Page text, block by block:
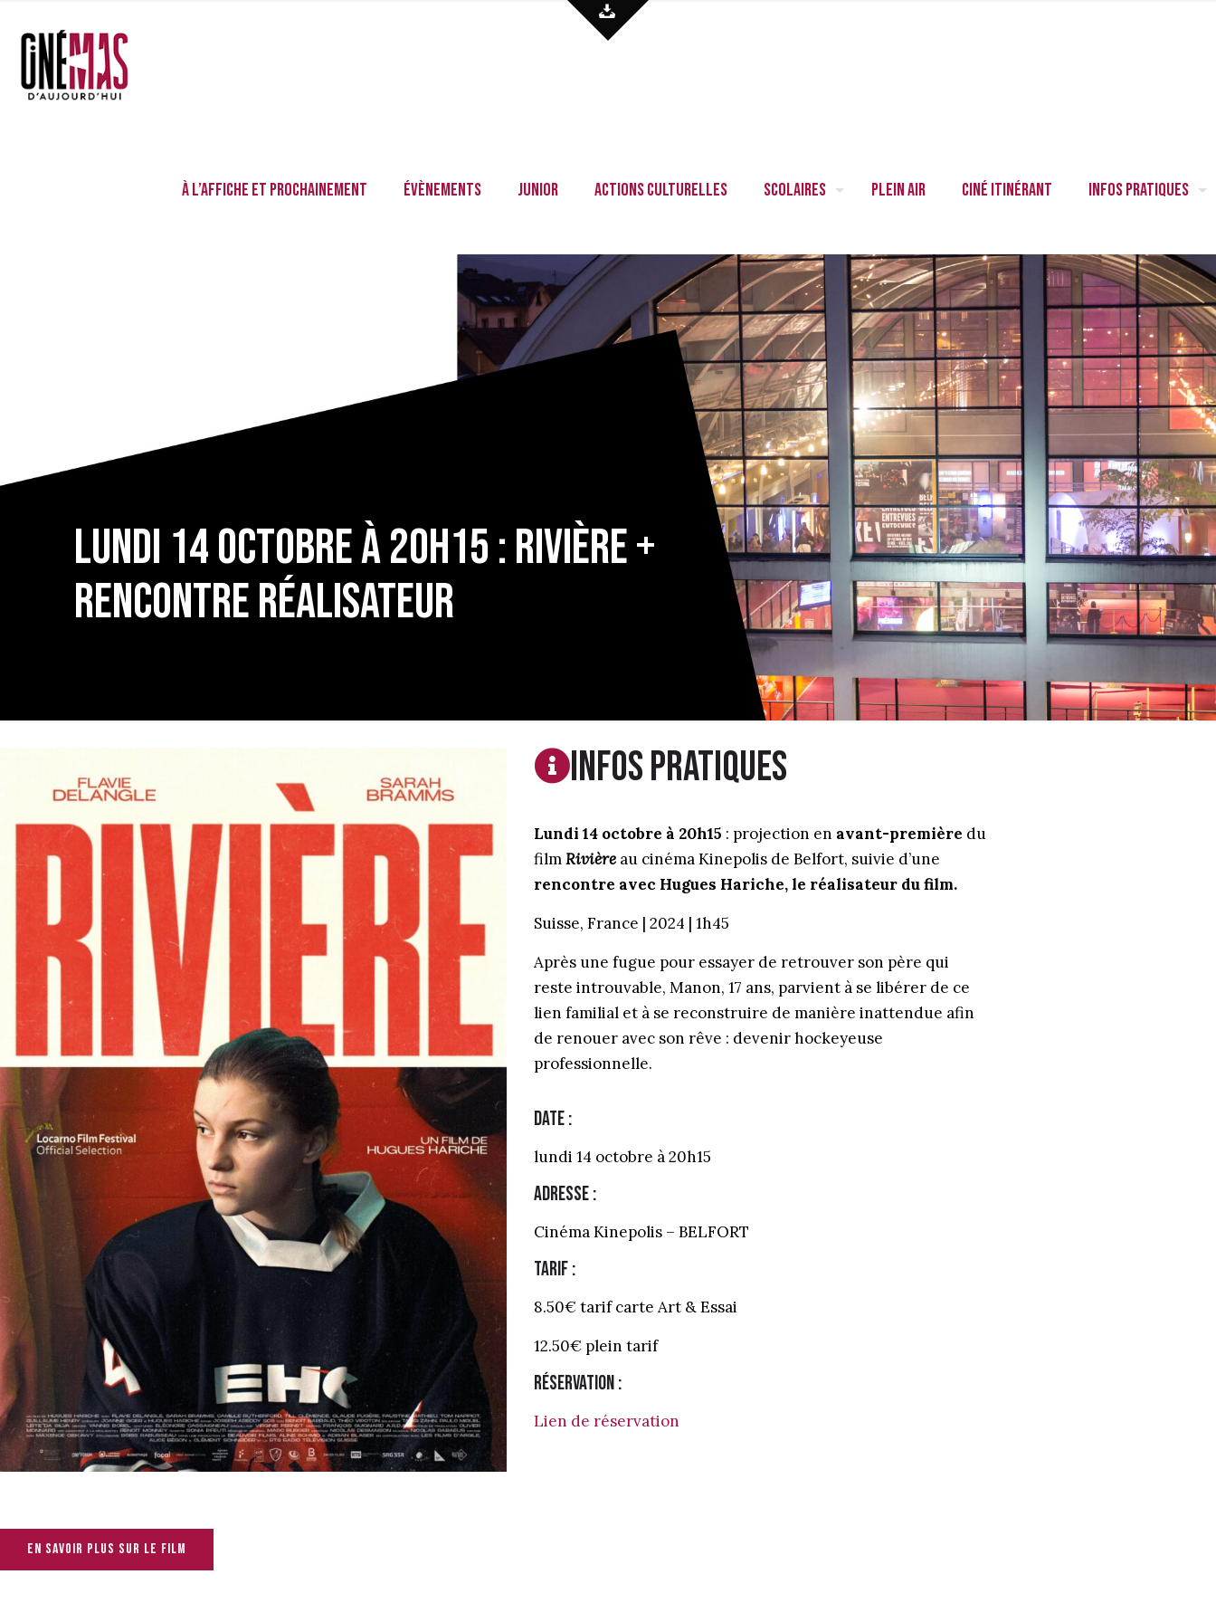
À l’affiche et prochainement Évènements Junior Actions culturelles Scolaires Plein air Ciné itinérant Infos pratiques
Lundi 14 octobre à 20h15 : Rivière +
rencontre réalisateur
Infos PRATIQUES
Lundi 14 octobre à 20h15 : projection en avant-première du
filmRivière au cinéma Kinepolis de Belfort, suivie d’une
rencontre avec Hugues Hariche, le réalisateur du film.
Suisse, France | 2024 | 1h45
Après une fugue pour essayer de retrouver son père qui
reste introuvable, Manon, 17 ans, parvient à se libérer de ce
lien familial et à se reconstruire de manière inattendue afin
de renouer avec son rêve : devenir hockeyeuse
professionnelle.
Date :
lundi 14 octobre à 20h15
Adresse :
Cinéma Kinepolis – BELFORT
Tarif :
8.50€ tarif carte Art & Essai
12.50€ plein tarif
Réservation :
Lien de réservation
En savoir plus sur le film